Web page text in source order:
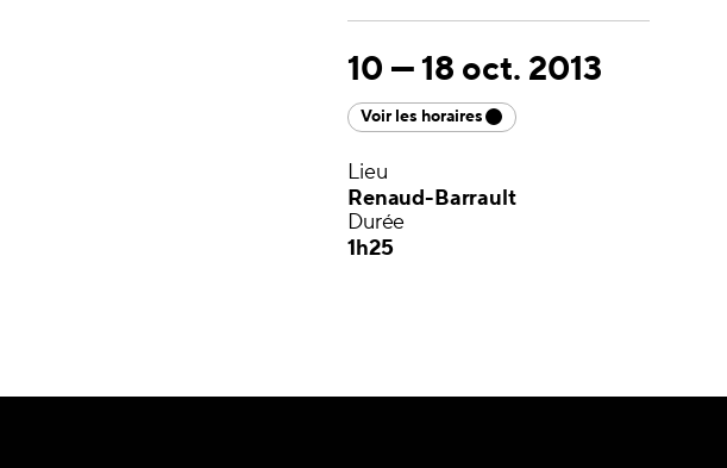
10 —18 oct. 2013
Voir les horaires
Lieu
Renaud-Barrault
Durée
1h25